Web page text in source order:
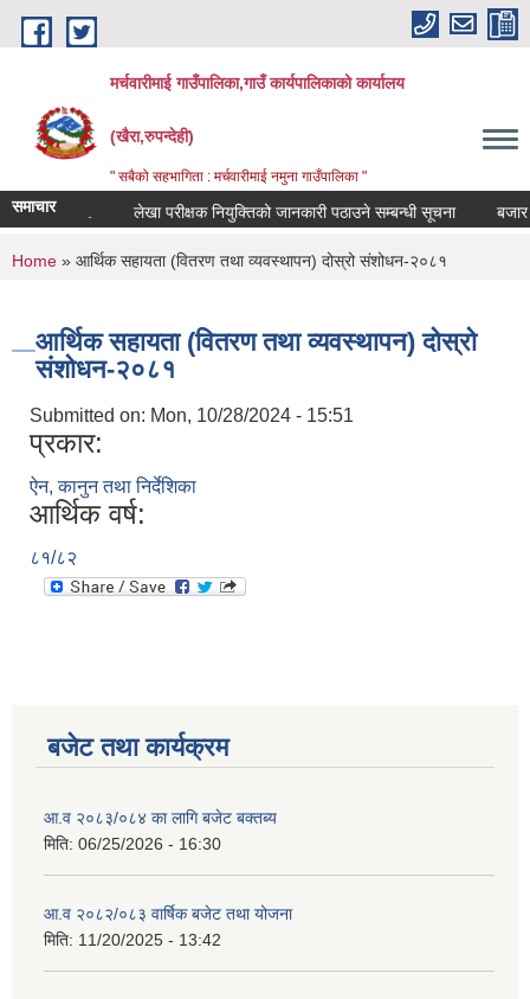
Skip to main content
मर्चवारीमाई गाउँपालिका,गाउँ कार्यपालिकाको कार्यालय
(खैरा,रुपन्देही)
" सबैको सहभागिता : मर्चवारीमाई नमुना गाउँपालिका "
समाचार
सूचना.. लेखा परीक्षक नियुक्तिको जानकारी पठाउने सम्बन्धी सूचना बजार
You are here
Home » आर्थिक सहायता (वितरण तथा व्यवस्थापन) दोस्रो संशोधन-२०८१
आर्थिक सहायता (वितरण तथा व्यवस्थापन) दोस्रो
संशोधन-२०८१
Submitted on: Mon, 10/28/2024 - 15:51
प्रकार:
ऐन, कानुन तथा निर्देशिका
आर्थिक वर्ष:
८१/८२
बजेट तथा कार्यक्रम
आ.व २०८३/०८४ का लागि बजेट बक्तब्य
मिति: 06/25/2026 - 16:30
आ.व २०८२/०८३ वार्षिक बजेट तथा योजना
मिति: 11/20/2025 - 13:42